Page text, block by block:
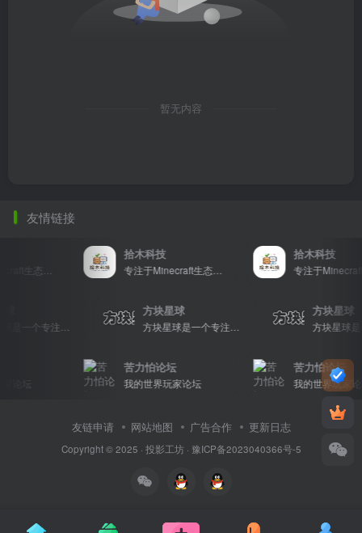
暂无内容
友情链接
专注于Minecraft生态建设
拾木科技
专注于Minecraft生态建设
拾木科技
方块星球是一个专注于我的世界的中文论坛，提供丰富的资源分享、玩家交流和创意展示，包括地图、皮肤、数据包等内容，打造Minecraft玩家的专属社区乐园！
方块星球
方块星球是一个专注于我的世界的中文论坛，提供丰富的资源分享、玩家交流和创意展示，包括地图、皮肤、数据包等内容，打造Minecraft玩家的专属社区乐园！
方块星球
苦力怕论坛
我的世界玩家论坛
苦力怕论坛
我的世界玩家论
友链申请 网站地图 广告合作 更新日志
Copyright © 2025 · 投影工坊· 豫ICP备2023040366号-5